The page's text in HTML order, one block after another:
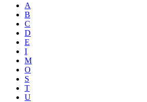
A
B
C
D
E
I
M
O
S
T
U